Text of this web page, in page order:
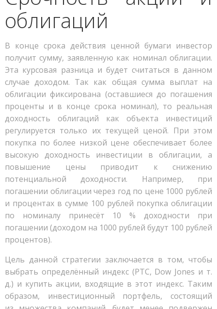
облигаций
В конце срока действия ценной бумаги инвестор
получит сумму, заявленную как номинал облигации.
Эта курсовая разница и будет считаться в данном
случае доходом. Так как общая сумма выплат на
облигации фиксирована (оставшиеся до погашения
проценты и в конце срока номинал), то реальная
доходность облигаций как объекта инвестиций
регулируется только их текущей ценой. При этом
покупка по более низкой цене обеспечивает более
высокую доходность инвестиции в облигации, а
повышение цены приводит к снижению
потенциальной доходности. Например, при
погашении облигации через год по цене 1000 рублей
и процентах в сумме 100 рублей покупка облигации
по номиналу принесёт 10 % доходности при
погашении (доходом на 1000 рублей будут 100 рублей
процентов).
Цель данной стратегии заключается в том, чтобы
выбрать определённый индекс (РТС, Dow Jones и т.
д.) и купить акции, входящие в этот индекс. Таким
образом, инвестиционный портфель, состоящий